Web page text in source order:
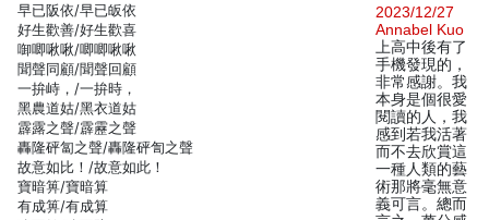
早已阪依/早已皈依
好生歡善/好生歡喜
啣唧啾啾/唧唧啾啾
聞聲同顧/聞聲回顧
一拚峙，/一拚時，
黑農道姑/黑衣道姑
霹露之聲/霹靂之聲
轟隆砰匐之聲/轟隆砰訇之聲
故意如比！/故意如此！
寶暗箅/寶暗算
有成箅/有成算
2023/12/27
Annabel Kuo
上高中後有了
手機發現的，
非常感謝。我
本身是個很愛
閱讀的人，我
感到若我活著
而不去欣賞這
一種人類的藝
術那將毫無意
義可言。總而